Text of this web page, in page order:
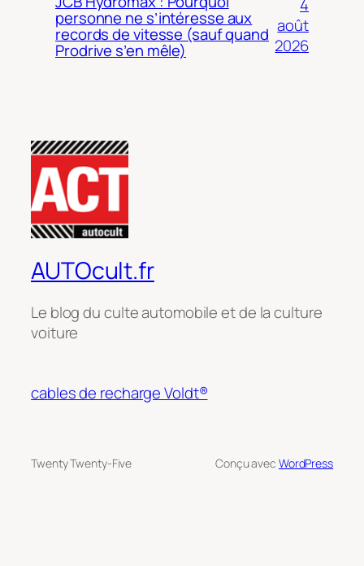
personne ne s’intéresse aux
records de vitesse (sauf quand
Prodrive s’en mêle)
4
août
2026
AUTOcult.fr
Le blog du culte automobile et de la culture
voiture
cables de recharge Voldt®
Twenty Twenty-Five Conçu avec WordPress